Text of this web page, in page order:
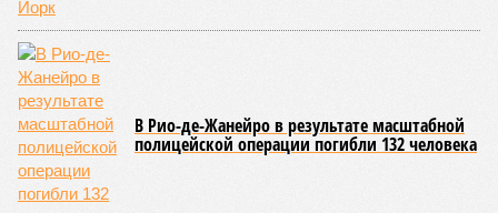
В Рио-де-Жанейро в результате масштабной
полицейской операции погибли 132 человека